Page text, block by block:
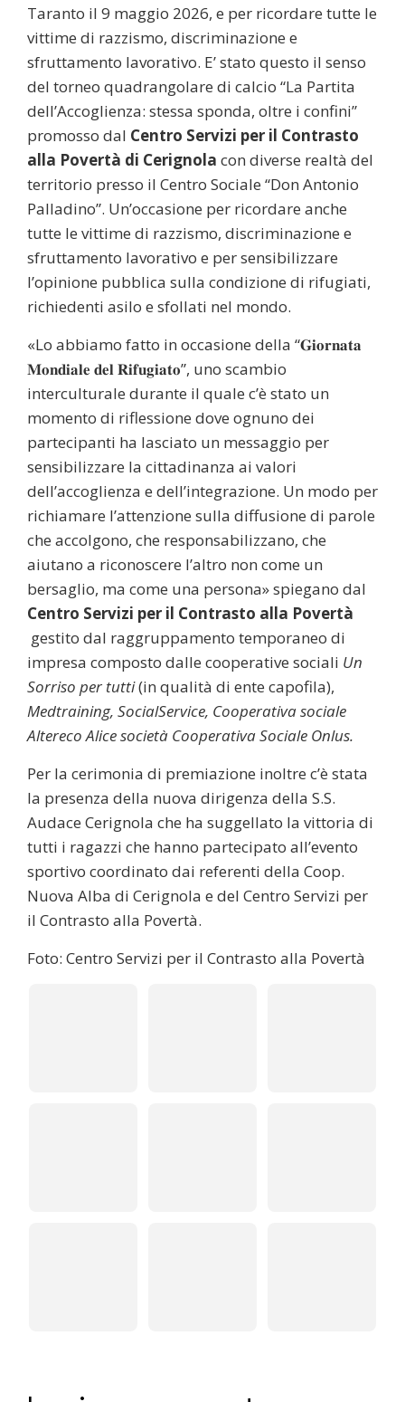
Taranto il 9 maggio 2026, e per ricordare tutte le
vittime di razzismo, discriminazione e
sfruttamento lavorativo. E’ stato questo il senso
del torneo quadrangolare di calcio “La Partita
dell’Accoglienza: stessa sponda, oltre i confini”
promosso dal Centro Servizi per il Contrasto
alla Povertà di Cerignola con diverse realtà del
territorio presso il Centro Sociale “Don Antonio
Palladino”. Un’occasione per ricordare anche
tutte le vittime di razzismo, discriminazione e
sfruttamento lavorativo e per sensibilizzare
l’opinione pubblica sulla condizione di rifugiati,
richiedenti asilo e sfollati nel mondo.
«Lo abbiamo fatto in occasione della “𝐆𝐢𝐨𝐫𝐧𝐚𝐭𝐚
𝐌𝐨𝐧𝐝𝐢𝐚𝐥𝐞 𝐝𝐞𝐥 𝐑𝐢𝐟𝐮𝐠𝐢𝐚𝐭𝐨”, uno scambio
interculturale durante il quale c’è stato un
momento di riflessione dove ognuno dei
partecipanti ha lasciato un messaggio per
sensibilizzare la cittadinanza ai valori
dell’accoglienza e dell’integrazione. Un modo per
richiamare l’attenzione sulla diffusione di parole
che accolgono, che responsabilizzano, che
aiutano a riconoscere l’altro non come un
bersaglio, ma come una persona» spiegano dal
Centro Servizi per il Contrasto alla Povertà
gestito dal raggruppamento temporaneo di
impresa composto dalle cooperative sociali Un
Sorriso per tutti(in qualità di ente capofila),
Medtraining, SocialService, Cooperativa sociale
Altereco Alice società Cooperativa Sociale Onlus.
Per la cerimonia di premiazione inoltre c’è stata
la presenza della nuova dirigenza della S.S.
Audace Cerignola che ha suggellato la vittoria di
tutti i ragazzi che hanno partecipato all’evento
sportivo coordinato dai referenti della Coop.
Nuova Alba di Cerignola e del Centro Servizi per
il Contrasto alla Povertà.
Foto: Centro Servizi per il Contrasto alla Povertà